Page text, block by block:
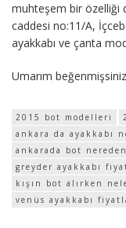
muhteşem bir özelliği
caddesi no:11/A,
ayakkabı ve çanta
Umarım
2015 bot modelleri
ankara da ayakkabı
ankarada bot
greyder ayakkabı
kışın bot alırken
venüs ayakkabı